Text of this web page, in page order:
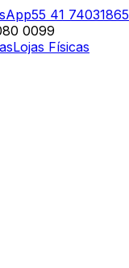
55 41 74031865
0099
Lojas Físicas